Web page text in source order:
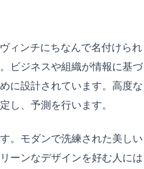
ィンチにちなんで名付けられ
ビジネスや組織が情報に基づ
に設計されています。高度な
し、予測を行います。
。モダンで洗練された美しい
ーンなデザインを好む人には